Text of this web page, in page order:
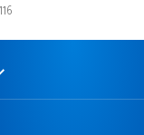
116